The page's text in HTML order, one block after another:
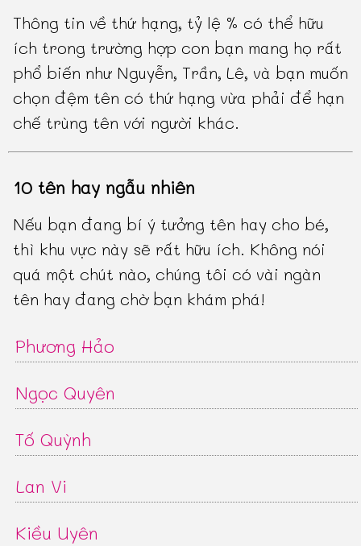
Thông tin về thứ hạng, tỷ lệ % có thể hữu
ích trong trường hợp con bạn mang họ rất
phổ biến như Nguyễn, Trần, Lê, và bạn muốn
chọn đệm tên có thứ hạng vừa phải để hạn
chế trùng tên với người khác.
10 tên hay ngẫu nhiên
Nếu bạn đang bí ý tưởng tên hay cho bé,
thì khu vực này sẽ rất hữu ích. Không nói
quá một chút nào, chúng tôi có vài ngàn
tên hay đang chờ bạn khám phá!
Phương Hảo
Ngọc Quyên
Tố Quỳnh
Lan Vi
Kiều Uyên